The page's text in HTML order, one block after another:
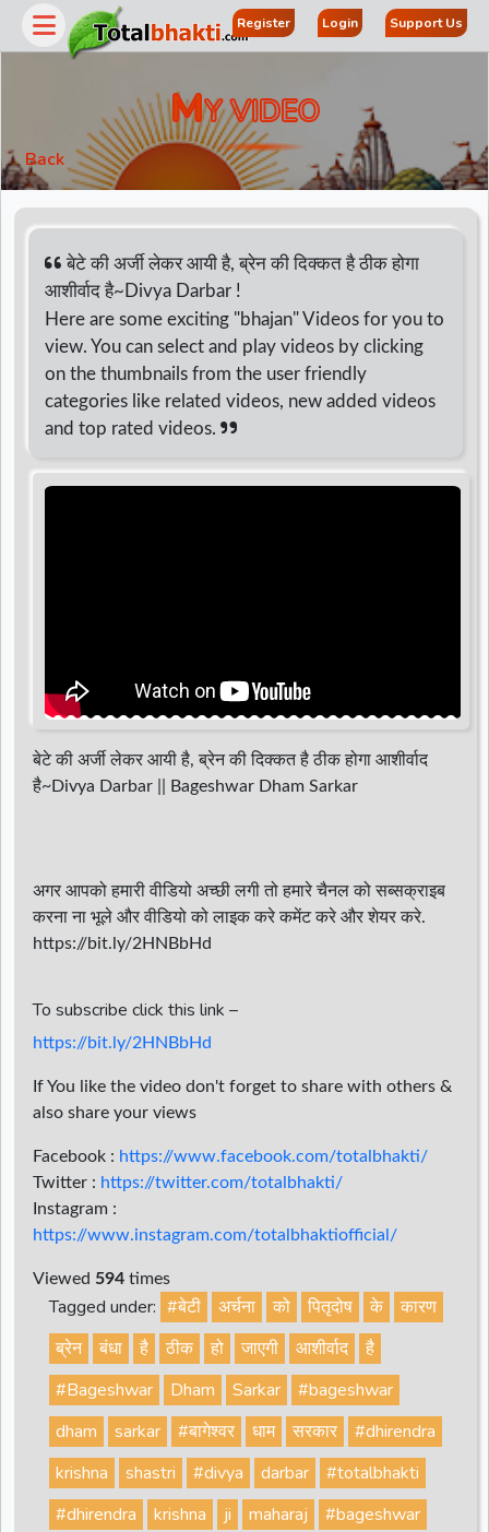
Register Login Support Us
MY VIDEO
Back
बेटे की अर्जी लेकर आयी है, ब्रेन की दिक्कत है ठीक होगा
आशीर्वाद है~Divya Darbar !
Here are some exciting "bhajan" Videos for you to
view. You can select and play videos by clicking
on the thumbnails from the user friendly
categories like related videos, new added videos
and top rated videos.
बेटे की अर्जी लेकर आयी है, ब्रेन की दिक्कत है ठीक होगा आशीर्वाद
है~Divya Darbar || Bageshwar Dham Sarkar
अगर आपको हमारी वीडियो अच्छी लगी तो हमारे चैनल को सब्सक्राइब
करना ना भूले और वीडियो को लाइक करे कमेंट करे और शेयर करे.
https://bit.ly/2HNBbHd
To subscribe click this link –
https://bit.ly/2HNBbHd
If You like the video don't forget to share with others &
also share your views
Facebook : https://www.facebook.com/totalbhakti/
Twitter : https://twitter.com/totalbhakti/
Instagram :
https://www.instagram.com/totalbhaktiofficial/
Viewed 594 times
Tagged under: #बेटी अर्चना को पितृदोष के
कारण
ब्रेन
बंधा है ठीक हो जाएगी आशीर्वाद
है
#Bageshwar
Dham Sarkar
#bageshwar
dham
sarkar #बागेश्वर धाम सरकार
#dhirendra
krishna
shastri #divya darbar
#totalbhakti
#dhirendra
krishna ji maharaj
#bageshwar